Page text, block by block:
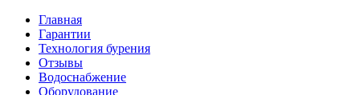
Главная
Гарантии
Технология бурения
Отзывы
Водоснабжение
Оборудование